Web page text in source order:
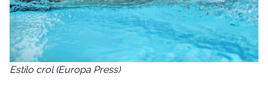
Estilo crol (Europa Press)